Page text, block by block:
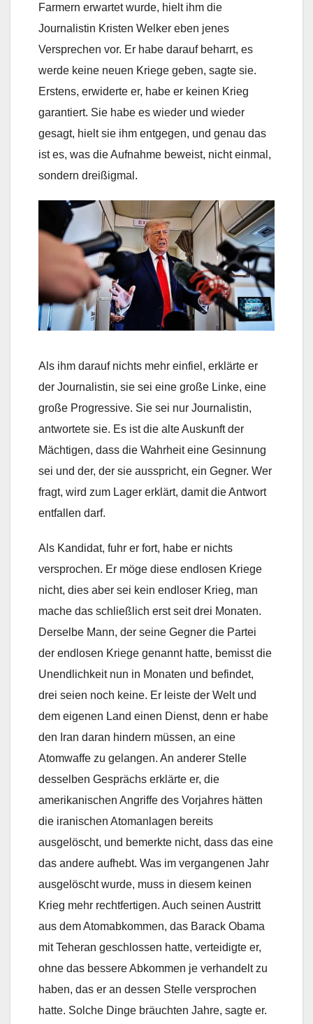
Farmern erwartet wurde, hielt ihm die
Journalistin Kristen Welker eben jenes
Versprechen vor. Er habe darauf beharrt, es
werde keine neuen Kriege geben, sagte sie.
Erstens, erwiderte er, habe er keinen Krieg
garantiert. Sie habe es wieder und wieder
gesagt, hielt sie ihm entgegen, und genau das
ist es, was die Aufnahme beweist, nicht einmal,
sondern dreißigmal.
Als ihm darauf nichts mehr einfiel, erklärte er
der Journalistin, sie sei eine große Linke, eine
große Progressive. Sie sei nur Journalistin,
antwortete sie. Es ist die alte Auskunft der
Mächtigen, dass die Wahrheit eine Gesinnung
sei und der, der sie ausspricht, ein Gegner. Wer
fragt, wird zum Lager erklärt, damit die Antwort
entfallen darf.
Als Kandidat, fuhr er fort, habe er nichts
versprochen. Er möge diese endlosen Kriege
nicht, dies aber sei kein endloser Krieg, man
mache das schließlich erst seit drei Monaten.
Derselbe Mann, der seine Gegner die Partei
der endlosen Kriege genannt hatte, bemisst die
Unendlichkeit nun in Monaten und befindet,
drei seien noch keine. Er leiste der Welt und
dem eigenen Land einen Dienst, denn er habe
den Iran daran hindern müssen, an eine
Atomwaffe zu gelangen. An anderer Stelle
desselben Gesprächs erklärte er, die
amerikanischen Angriffe des Vorjahres hätten
die iranischen Atomanlagen bereits
ausgelöscht, und bemerkte nicht, dass das eine
das andere aufhebt. Was im vergangenen Jahr
ausgelöscht wurde, muss in diesem keinen
Krieg mehr rechtfertigen. Auch seinen Austritt
aus dem Atomabkommen, das Barack Obama
mit Teheran geschlossen hatte, verteidigte er,
ohne das bessere Abkommen je verhandelt zu
haben, das er an dessen Stelle versprochen
hatte. Solche Dinge bräuchten Jahre, sagte er.